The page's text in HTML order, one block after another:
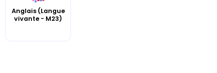
Anglais (Langue
vivante - M23)